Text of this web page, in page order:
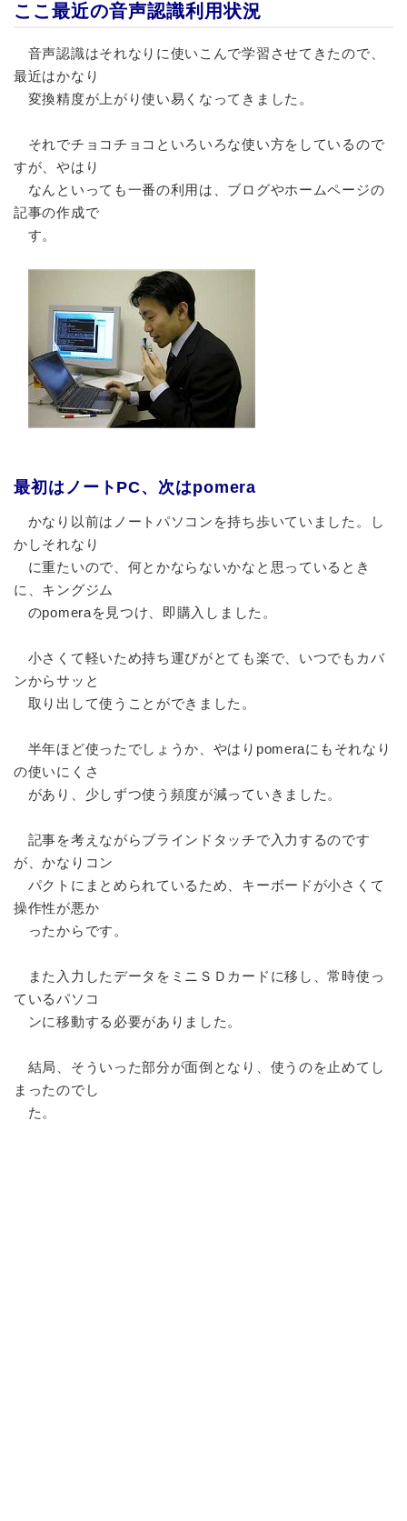
ここ最近の音声認識利用状況
音声認識はそれなりに使いこんで学習させてきたので、
最近はかなり
変換精度が上がり使い易くなってきました。
それでチョコチョコといろいろな使い方をしているので
すが、やはり
なんといっても一番の利用は、ブログやホームページの
記事の作成で
す。
最初はノートPC、次はpomera
かなり以前はノートパソコンを持ち歩いていました。し
かしそれなり
に重たいので、何とかならないかなと思っているとき
に、キングジム
のpomeraを見つけ、即購入しました。
小さくて軽いため持ち運びがとても楽で、いつでもカバ
ンからサッと
取り出して使うことができました。
半年ほど使ったでしょうか、やはりpomeraにもそれなり
の使いにくさ
があり、少しずつ使う頻度が減っていきました。
記事を考えながらブラインドタッチで入力するのです
が、かなりコン
パクトにまとめられているため、キーボードが小さくて
操作性が悪か
ったからです。
また入力したデータをミニＳＤカードに移し、常時使っ
ているパソコ
ンに移動する必要がありました。
結局、そういった部分が面倒となり、使うのを止めてし
まったのでし
た。